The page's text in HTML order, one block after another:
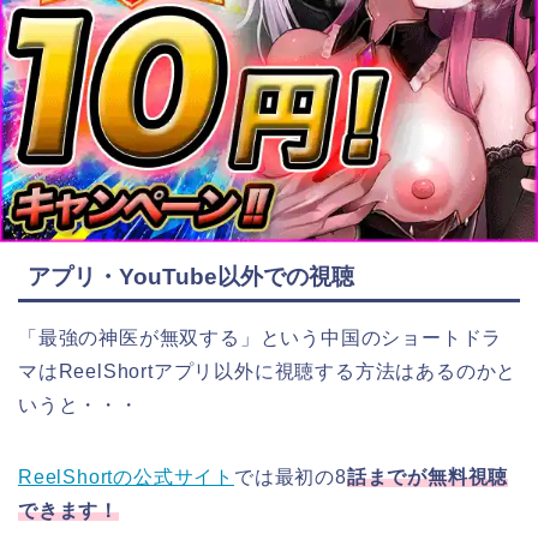
アプリ・YouTube以外での視聴
「最強の神医が無双する 」
という中国のショートドラ
マはReelShortアプリ以外に視聴する方法はあるのかと
いうと・・・
ReelShortの公式サイト では最初の8話までが無料視聴
できます！